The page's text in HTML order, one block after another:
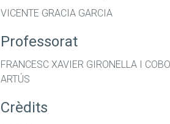
VICENTE GRACIA GARCIA
Professorat
FRANCESC XAVIER GIRONELLA I
ARTÚS
Crèdits